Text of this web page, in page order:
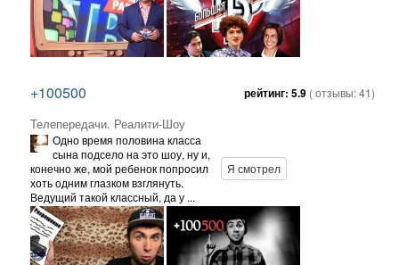
+100500
Телепередачи. Реалити-Шоу
рейтинг: 5.9 ( отзывы:41)
Одно время половина класса
сына подсело на это шоу, ну и,
конечно же, мой ребенок попросил
хоть одним глазком взглянуть.
Ведущий такой классный, да у ...
Я смотрел